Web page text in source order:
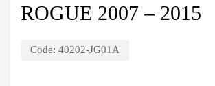
ROGUE 2007 – 2015
Code: 40202-JG01A